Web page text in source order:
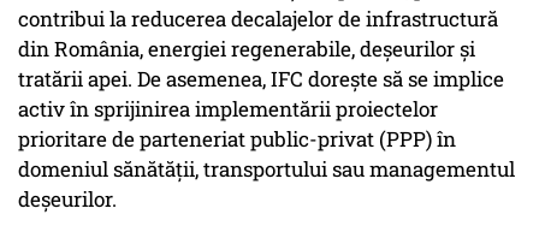
contribui la reducerea decalajelor de infrastructură
din România, energiei regenerabile, deșeurilor și
tratării apei. De asemenea, IFC dorește să se implice
activ în sprijinirea implementării proiectelor
prioritare de parteneriat public-privat (PPP) în
domeniul sănătății, transportului sau managementul
deșeurilor.